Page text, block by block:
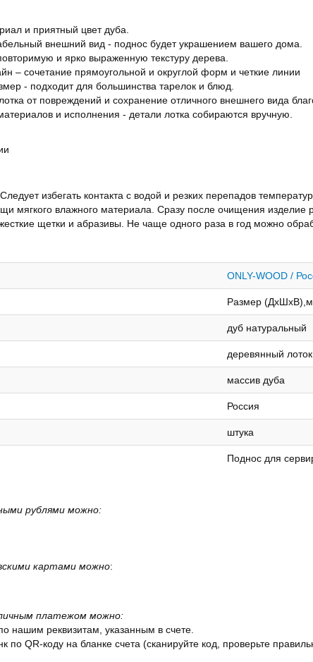
и приятный цвет дуба.
внешний вид - поднос будет украшением вашего дома.
и ярко выраженную текстуру дерева.
– сочетание прямоугольной и округлой форм и четкие линии
- подходит для большинства тарелок и блюд.
от повреждений и сохранение отличного внешнего вида
и исполнения - детали лотка собираются вручную.
избегать контакта с водой и резких перепадов
мягкого влажного материала. Сразу после очищения
щетки и абразивы. Не чаще одного раза в год можно
ONLY-WOOD /
Размер
дуб натуральный
деревянный
массив дуба
Россия
штука
Поднос для
рублями можно:
картами можно:
платежом можно:
нашим реквизитам, указанным в счете.
по QR-коду на бланке счета (сканируйте код, проверьте